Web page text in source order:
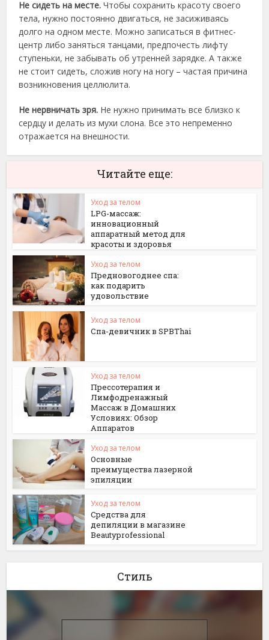
Не сидеть на месте. Чтобы сохранить красоту своего
тела, нужно постоянно двигаться, не засиживаясь
долго на одном месте. Можно записаться в фитнес-
центр либо заняться танцами, предпочесть лифту
ступеньки, не забывать об утренней зарядке. А также
не стоит сидеть, сложив ногу на ногу – частая причина
возникновения целлюлита.
Не нервничать зря. Не нужно принимать все близко к
сердцу и делать из мухи слона. Все это непременно
отражается на внешности.
Читайте еще:
Уход за телом
LPG-массаж:
инновационный
аппаратный метод для
красоты и здоровья
Уход за телом
Предновогоднее спа:
как подарить
удовольствие
Уход за телом
Спа-девичник в SPBThai
Уход за телом
Прессотерапия и
Лимфодренажный
Массаж в Домашних
Условиях: Обзор
Аппаратов
Уход за телом
Основные
преимущества лазерной
эпиляции
Уход за телом
Средства для
депиляции в магазине
Beautyprofessional
Стиль